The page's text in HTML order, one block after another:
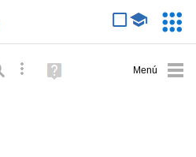
Búsqueda avanzada
Ayuda
(en